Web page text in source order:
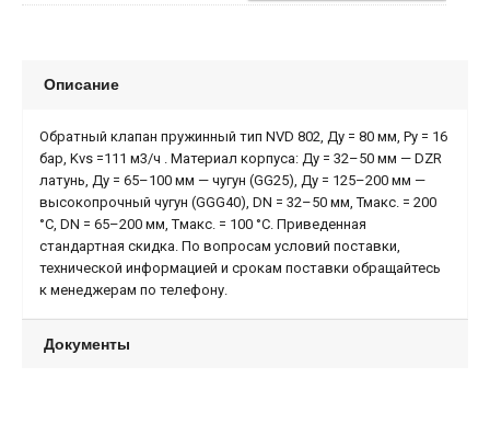
Описание
Обратный клапан пружинный тип NVD 802, Ду = 80 мм, Ру = 16
бар, Kvs =111 м3/ч . Материал корпуса: Ду = 32–50 мм — DZR
латунь, Ду = 65–100 мм — чугун (GG25), Ду = 125–200 мм —
высокопрочный чугун (GGG40), DN = 32–50 мм, Тмакс. = 200
°С, DN = 65–200 мм, Tмакс. = 100 °С. Приведенная
стандартная скидка. По вопросам условий поставки,
технической информацией и срокам поставки обращайтесь
к менеджерам по телефону.
Документы